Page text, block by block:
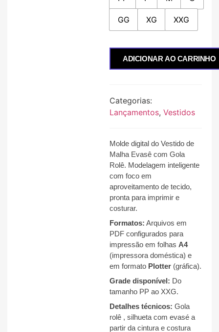
GG XG XXG
ADICIONAR AO CARRINHO
Categorias:
Lançamentos, Vestidos
Molde digital do Vestido de
Malha Evasê com Gola
Rolê. Modelagem inteligente
com foco em
aproveitamento de tecido,
pronta para imprimir e
costurar.
Formatos: Arquivos em
PDF configurados para
impressão em folhas A4
(impressora doméstica) e
em formato Plotter (gráfica).
Grade disponível: Do
tamanho PP ao XXG.
Detalhes técnicos: Gola
rolê , silhueta com evasé a
partir da cintura e costura